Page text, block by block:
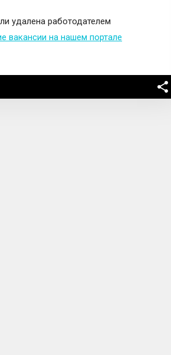
удалена работодателем
вакансии на нашем портале